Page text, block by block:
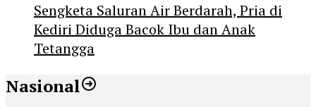
Sengketa Saluran Air Berdarah, Pria di
Kediri Diduga Bacok Ibu dan Anak
Tetangga
Nasional